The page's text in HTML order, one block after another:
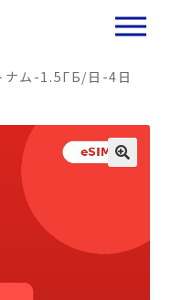
ナム-1.5ГБ/日-4日